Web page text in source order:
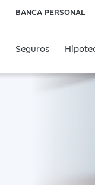
BANCA PERSONAL
Seguros